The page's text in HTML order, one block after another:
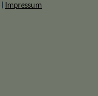
| Impressum